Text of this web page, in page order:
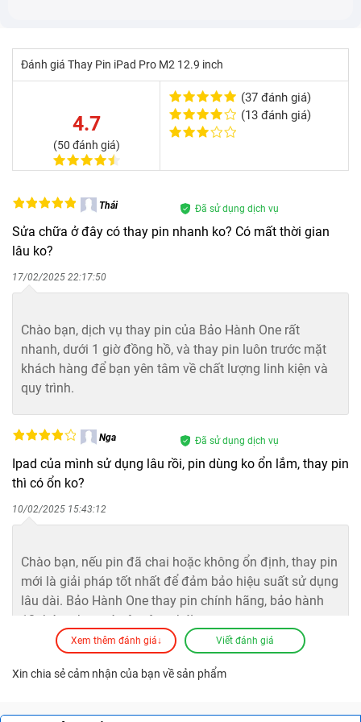
Sạc pin không đúng cách khiến iPad bị chai pin
Dùng bộ sạc kém chất lượng
mức công suất định mức của máy. Do đó, việc sử
dụng bộ sạc kém chất lượng, không tương thích với
iPad hay không chính hãng sẽ không tối ưu quá trình
sạc, dẫn đến quá trình sạc bị chập chờn hoặc kéo dài.
bộ sạc chính hãng để đảm bảo tuổi thọ của pin. Nếu
chẳng may bộ sạc đi kèm bị hỏng, hãy đến Bảo Hành
Oneđể chọn mua bộ sạc mới, chính hãng, chất lượng
cho iPad của mình.
Đánh giá Thay Pin iPad Pro M2 12.9 inch
4.7
(50 đánh giá)
(37 đánh giá)
(13 đánh giá)
Xem thêm đánh giá↓ Viết đánh giá
Thái Đã sử dụng dịch vụ
Sửa chữa ở đây có thay pin nhanh ko? Có mất thời gian
lâu ko?
17/02/2025 22:17:50
Chào bạn, dịch vụ thay pin của Bảo Hành One rất
nhanh, dưới 1 giờ đồng hồ, và thay pin luôn trước mặt
khách hàng để bạn yên tâm về chất lượng linh kiện và
quy trình.
Nga Đã sử dụng dịch vụ
Ipad của mình sử dụng lâu rồi, pin dùng ko ổn lắm, thay pin
thì có ổn ko?
10/02/2025 15:43:12
Chào bạn, nếu pin đã chai hoặc không ổn định, thay pin
mới là giải pháp tốt nhất để đảm bảo hiệu suất sử dụng
lâu dài. Bảo Hành One thay pin chính hãng, bảo hành
12 tháng, bạn cứ yên tâm nhé!
Tân Đã sử dụng dịch vụ
Xin chia sẻ cảm nhận của bạn về sản phẩm